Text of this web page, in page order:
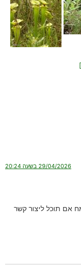
29/04/2026 בשעה 20:24
אם תוכל ליצור קשר